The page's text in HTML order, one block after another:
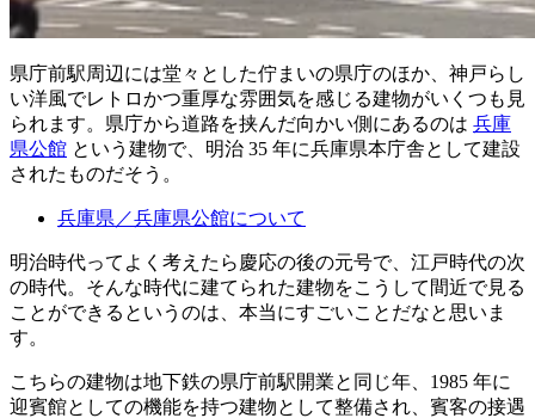
県庁前駅周辺には堂々とした佇まいの県庁のほか、神戸らし
い洋風でレトロかつ重厚な雰囲気を感じる建物がいくつも見
られます。県庁から道路を挟んだ向かい側にあるのは 兵庫
県公館 という建物で、明治 35 年に兵庫県本庁舎として建設
されたものだそう。
兵庫県／兵庫県公館について
明治時代ってよく考えたら慶応の後の元号で、江戸時代の次
の時代。そんな時代に建てられた建物をこうして間近で見る
ことができるというのは、本当にすごいことだなと思いま
す。
こちらの建物は地下鉄の県庁前駅開業と同じ年、1985 年に
迎賓館としての機能を持つ建物として整備され、賓客の接遇